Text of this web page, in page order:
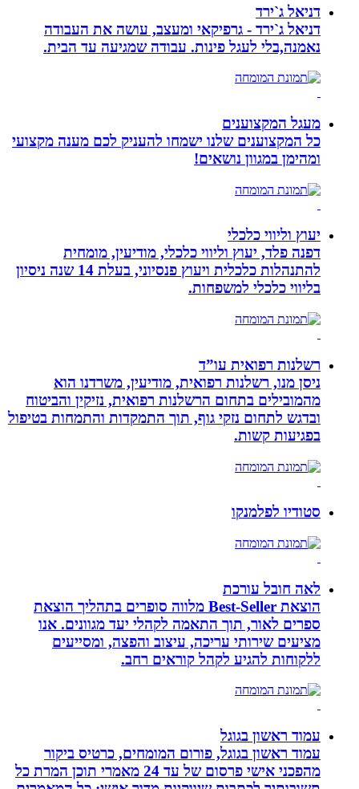
דניאל ג`ירד
דניאל ג`ירד - גרפיקאי ומעצב, עושה את העבודה
נאמנה,בלי לעגל פינות. עבודה שמגיעה עד הבית.
מעגל המקצוענים
כל המקצוענים שלנו ישמחו להעניק לכם מענה מקצועי
ומהימן במגוון נושאים!
יעוץ וליווי כלכלי
דפנה פלד, יעוץ וליווי כלכלי, מודיעין, מומחית
להתנהלות כלכלית ויעוץ פנסיוני, בעלת 14 שנה ניסיון
בליווי כלכלי למשפחות.
רשלנות רפואית עו”ד
ניסן מנו, רשלנות רפואית, מודיעין, משרדנו הוא
מהמובילים בתחום הרשלנות רפואית, נזיקין והביטוח
ובדגש לתחום נזקי גוף, תוך התמקדות והתמחות בטיפול
בפגיעות קשות.
סטודיו לפלמנקו
לאה חובל עורכת
הוצאת Best-Seller מלווה סופרים בתהליך הוצאת
ספרים לאור, תוך התאמה לקהלי יעד מגוונים. אנו
מציעים שירותי עריכה, עיצוב והפצה, ומסייעים
ללקוחות להגיע לקהל קוראים רחב.
עמוד ראשון בגוגל
עמוד ראשון בגוגל, פורום המומחים, כרטיס ביקור
מהפכני אישי פרסום של עד 24 מאמרי תוכן המרת כל